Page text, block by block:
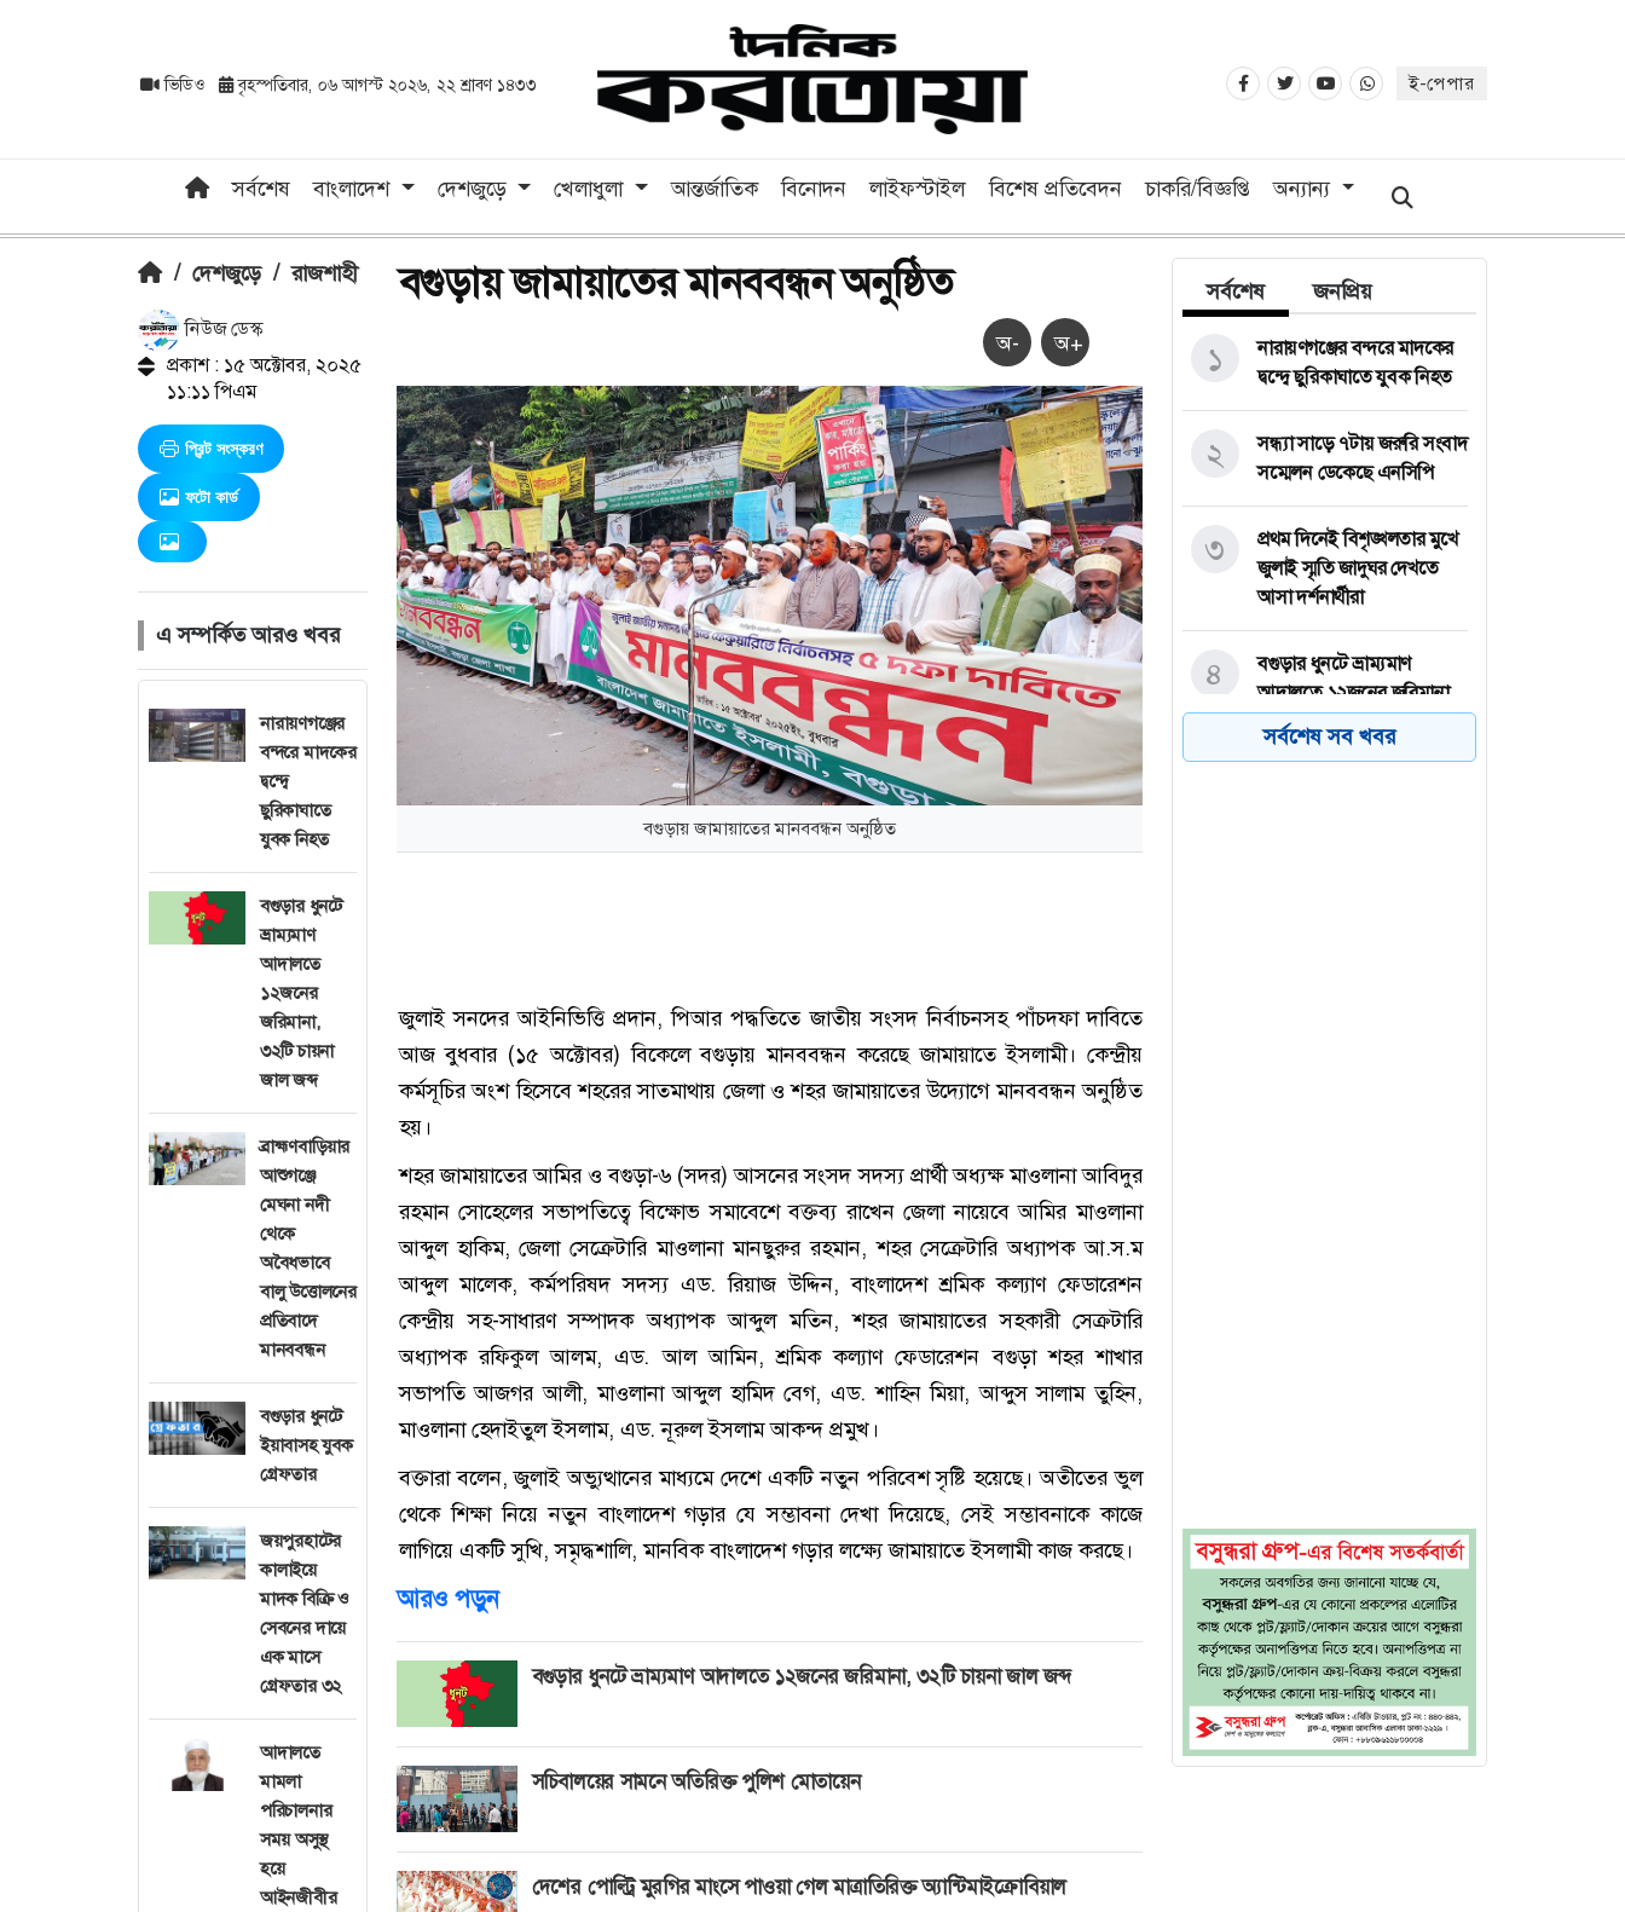
ভিডিও বৃহস্পতিবার, ০৬ আগস্ট ২০২৬, ২২ শ্রাবণ ১৪৩৩ ই-পেপার
সর্বশেষ বাংলাদেশ দেশজুড়ে খেলাধুলা আন্তর্জাতিক বিনোদন লাইফস্টাইল বিশেষ প্রতিবেদন চাকরি/বিজ্ঞপ্তি অন্যান্য
/ দেশজুড়ে / রাজশাহী
নিউজ ডেস্ক
প্রকাশ : ১৫ অক্টোবর, ২০২৫
১১:১১ পিএম
প্রিন্ট সংস্করণ
ফটো কার্ড
এ সম্পর্কিত আরও খবর
নারায়ণগঞ্জের
বন্দরে মাদকের
দ্বন্দ্বে
ছুরিকাঘাতে
যুবক নিহত
বগুড়ার ধুনটে
ভ্রাম্যমাণ
আদালতে
১২জনের
জরিমানা,
৩২টি চায়না
জাল জব্দ
ব্রাহ্মণবাড়িয়ার
আশুগঞ্জে
মেঘনা নদী
থেকে
অবৈধভাবে
বালু উত্তোলনের
প্রতিবাদে
মানববন্ধন
বগুড়ার ধুনটে
ইয়াবাসহ যুবক
গ্রেফতার
জয়পুরহাটের
কালাইয়ে
মাদক বিক্রি ও
সেবনের দায়ে
এক মাসে
গ্রেফতার ৩২
আদালতে
মামলা
পরিচালনার
সময় অসুস্থ
হয়ে
আইনজীবীর
বগুড়ায় জামায়াতের মানববন্ধন অনুষ্ঠিত
অ- অ+
বগুড়ায় জামায়াতের মানববন্ধন অনুষ্ঠিত
জুলাই সনদের আইনিভিত্তি প্রদান, পিআর পদ্ধতিতে জাতীয় সংসদ নির্বাচনসহ পাঁচদফা দাবিতে
আজ বুধবার (১৫ অক্টোবর) বিকেলে বগুড়ায় মানববন্ধন করেছে জামায়াতে ইসলামী। কেন্দ্রীয়
কর্মসূচির অংশ হিসেবে শহরের সাতমাথায় জেলা ও শহর জামায়াতের উদ্যোগে মানববন্ধন অনুষ্ঠিত
হয়।
শহর জামায়াতের আমির ও বগুড়া-৬ (সদর) আসনের সংসদ সদস্য প্রার্থী অধ্যক্ষ মাওলানা আবিদুর
রহমান সোহেলের সভাপতিত্বে বিক্ষোভ সমাবেশে বক্তব্য রাখেন জেলা নায়েবে আমির মাওলানা
আব্দুল হাকিম, জেলা সেক্রেটারি মাওলানা মানছুরুর রহমান, শহর সেক্রেটারি অধ্যাপক আ.স.ম
আব্দুল মালেক, কর্মপরিষদ সদস্য এড. রিয়াজ উদ্দিন, বাংলাদেশ শ্রমিক কল্যাণ ফেডারেশন
কেন্দ্রীয় সহ-সাধারণ সম্পাদক অধ্যাপক আব্দুল মতিন, শহর জামায়াতের সহকারী সেক্রটারি
অধ্যাপক রফিকুল আলম, এড. আল আমিন, শ্রমিক কল্যাণ ফেডারেশন বগুড়া শহর শাখার
সভাপতি আজগর আলী, মাওলানা আব্দুল হামিদ বেগ, এড. শাহিন মিয়া, আব্দুস সালাম তুহিন,
মাওলানা হেদাইতুল ইসলাম, এড. নূরুল ইসলাম আকন্দ প্রমুখ।
বক্তারা বলেন, জুলাই অভ্যুত্থানের মাধ্যমে দেশে একটি নতুন পরিবেশ সৃষ্টি হয়েছে। অতীতের ভুল
থেকে শিক্ষা নিয়ে নতুন বাংলাদেশ গড়ার যে সম্ভাবনা দেখা দিয়েছে, সেই সম্ভাবনাকে কাজে
লাগিয়ে একটি সুখি, সমৃদ্ধশালি, মানবিক বাংলাদেশ গড়ার লক্ষ্যে জামায়াতে ইসলামী কাজ করছে।
আরও পড়ুন
বগুড়ার ধুনটে ভ্রাম্যমাণ আদালতে ১২জনের জরিমানা, ৩২টি চায়না জাল জব্দ
সচিবালয়ের সামনে অতিরিক্ত পুলিশ মোতায়েন
দেশের পোল্ট্রি মুরগির মাংসে পাওয়া গেল মাত্রাতিরিক্ত অ্যান্টিমাইক্রোবিয়াল
সর্বশেষ জনপ্রিয়
নারায়ণগঞ্জের বন্দরে মাদকের
দ্বন্দ্বে ছুরিকাঘাতে যুবক নিহত
১
সন্ধ্যা সাড়ে ৭টায় জরুরি সংবাদ
সম্মেলন ডেকেছে এনসিপি
২
প্রথম দিনেই বিশৃঙ্খলতার মুখে
জুলাই স্মৃতি জাদুঘর দেখতে
আসা দর্শনার্থীরা
৩
বগুড়ার ধুনটে ভ্রাম্যমাণ
আদালতে ১২জনের জরিমানা,
৩২টি চায়না জাল জব্দ
৪
সর্বশেষ সব খবর